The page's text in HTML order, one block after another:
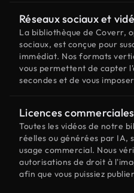
Réseaux sociaux et
La bibliothèque de Coverr,
sociaux, est conçue pour
immédiat. Nos formats
vous permettent de capter
secondes et de vous
Licences
Toutes les vidéos de notre
réelles ou générées par IA,
usage commercial. Nous
autorisations de droit à
afin que vous puissiez